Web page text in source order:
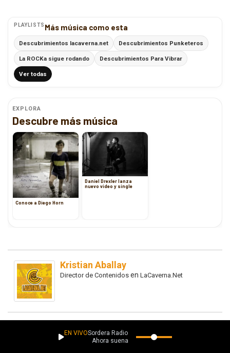
PLAYLISTS Más música como esta
Descubrimientos lacaverna.net Descubrimientos Punketeros
La ROCKa sigue rodando Descubrimientos Para Vibrar
Ver todas
EXPLORA
Descubre más música
Conoce a Diego Horn
Daniel Drexler lanza
nuevo video y single
Kristian Aballay
Director de Contenidos en LaCaverna.Net
EN VIVOSordera Radio
Ahora suena